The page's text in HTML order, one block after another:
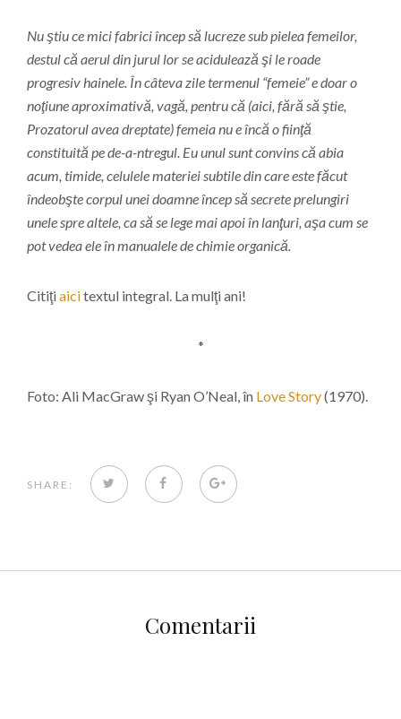
Nu ştiu ce mici fabrici încep să lucreze sub pielea femeilor,
destul că aerul din jurul lor se acidulează şi le roade
progresiv hainele. În câteva zile termenul “femeie” e doar o
noţiune aproximativă, vagă, pentru că (aici, fără să ştie,
Prozatorul avea dreptate) femeia nu e încă o fiinţă
constituită pe de-a-ntregul. Eu unul sunt convins că abia
acum, timide, celulele materiei subtile din care este făcut
îndeobşte corpul unei doamne încep să secrete prelungiri
unele spre altele, ca să se lege mai apoi în lanţuri, aşa cum se
pot vedea ele în manualele de chimie organică.
Citiţi aicitextul integral. La mulţi ani!
*
Foto: Ali MacGraw şi Ryan O’Neal, în Love Story(1970).
SHARE: TWITTERFACEBOOKGOOGLE+
Comentarii